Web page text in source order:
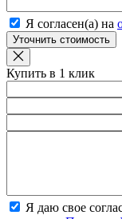
Я согласен(а) на
Уточнить стоимость
Купить в 1 клик
Я даю свое